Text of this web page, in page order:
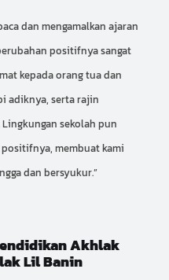
dan mengamalkan ajaran
positifnya sangat
kepada orang tua dan
adiknya, serta rajin
sekolah pun
membuat kami
dan bersyukur.”
Akhlak
Lil Banin